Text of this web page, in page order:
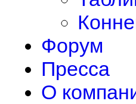
Форум
Пресса
О